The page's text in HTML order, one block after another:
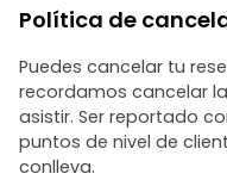
Política de
Puedes cancelar tu
recordamos cancelar
asistir. Ser reportado
puntos de nivel de
conlleva.